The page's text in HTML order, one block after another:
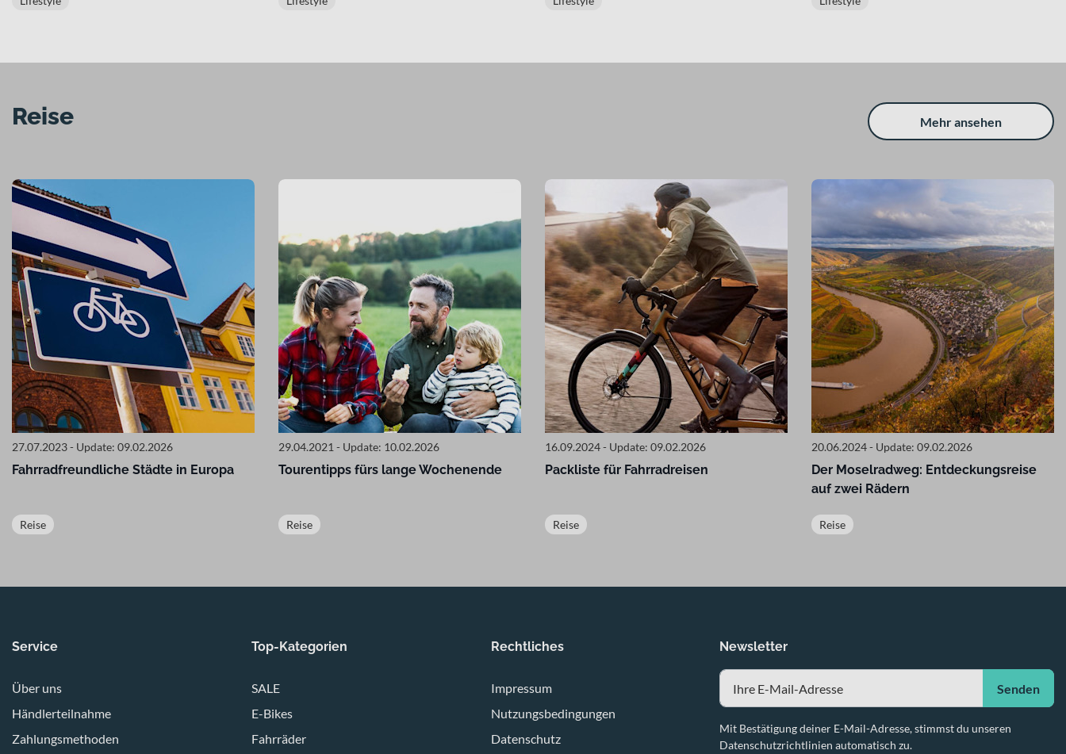
Reise Mehr ansehen
27.07.2023 - Update: 09.02.2026
Fahrradfreundliche Städte in Europa
Reise
29.04.2021 - Update: 10.02.2026
Tourentipps fürs lange Wochenende
Reise
16.09.2024 - Update: 09.02.2026
Packliste für Fahrradreisen
Reise
20.06.2024 - Update: 09.02.2026
Der Moselradweg: Entdeckungsreise
auf zwei Rädern
Reise
Service
Über uns
Händlerteilnahme
Zahlungsmethoden
Top-Kategorien
SALE
E-Bikes
Fahrräder
Rechtliches
Impressum
Nutzungsbedingungen
Datenschutz
Newsletter
Senden
Mit Bestätigung deiner E-Mail-Adresse, stimmst du unseren
Datenschutzrichtlinien automatisch zu.